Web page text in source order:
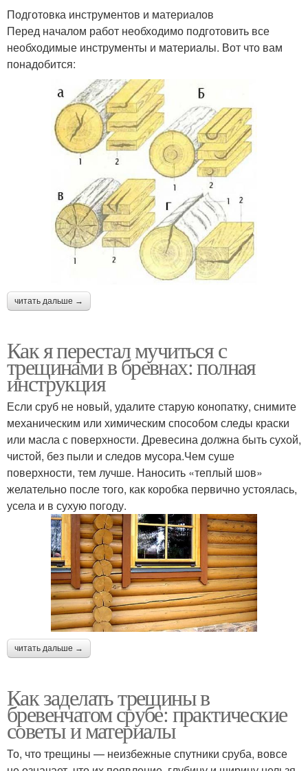
Подготовка инструментов и материалов
Перед началом работ необходимо подготовить все
необходимые инструменты и материалы. Вот что вам
понадобится:
читать дальше →
Как я перестал мучиться с
трещинами в бревнах: полная
инструкция
Если сруб не новый, удалите старую конопатку, снимите
механическим или химическим способом следы краски
или масла с поверхности. Древесина должна быть сухой,
чистой, без пыли и следов мусора.Чем суше
поверхности, тем лучше. Наносить «теплый шов»
желательно после того, как коробка первично устоялась,
усела и в сухую погоду.
читать дальше →
Как заделать трещины в
бревенчатом срубе: практические
советы и материалы
То, что трещины — неизбежные спутники сруба, вовсе